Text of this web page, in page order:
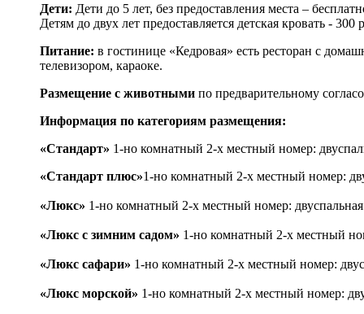
Дети: Дети до 5 лет, без предоставления места –
Детям до двух лет предоставляется детская кровать - 300
Питание: в гостинице «Кедровая» есть ресторан с
телевизором, караоке.
Размещение с животными по предварительному
Информация по категориям размещения:
«Стандарт» 1-но комнатный 2-х местный номер:
«Стандарт плюс»1-но комнатный 2-х местный номер:
«Люкс» 1-но комнатный 2-х местный номер:
«Люкс с зимним садом» 1-но комнатный 2-х местный
«Люкс сафари» 1-но комнатный 2-х местный номер:
«Люкс морской» 1-но комнатный 2-х местный номер: